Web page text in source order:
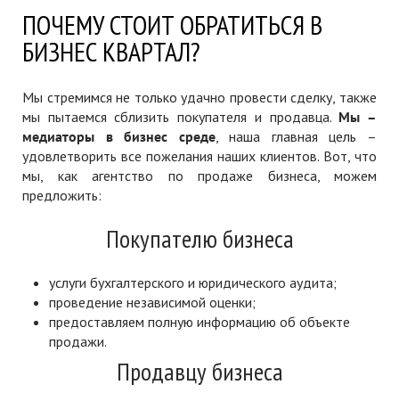
ПОЧЕМУ СТОИТ ОБРАТИТЬСЯ В
БИЗНЕС КВАРТАЛ?
Мы стремимся не только удачно провести сделку, также
мы пытаемся сблизить покупателя и продавца. Мы –
медиаторы в бизнес среде, наша главная цель –
удовлетворить все пожелания наших клиентов. Вот, что
мы, как агентство по продаже бизнеса, можем
предложить:
Покупателю бизнеса
услуги бухгалтерского и юридического аудита;
проведение независимой оценки;
предоставляем полную информацию об объекте
продажи.
Продавцу бизнеса